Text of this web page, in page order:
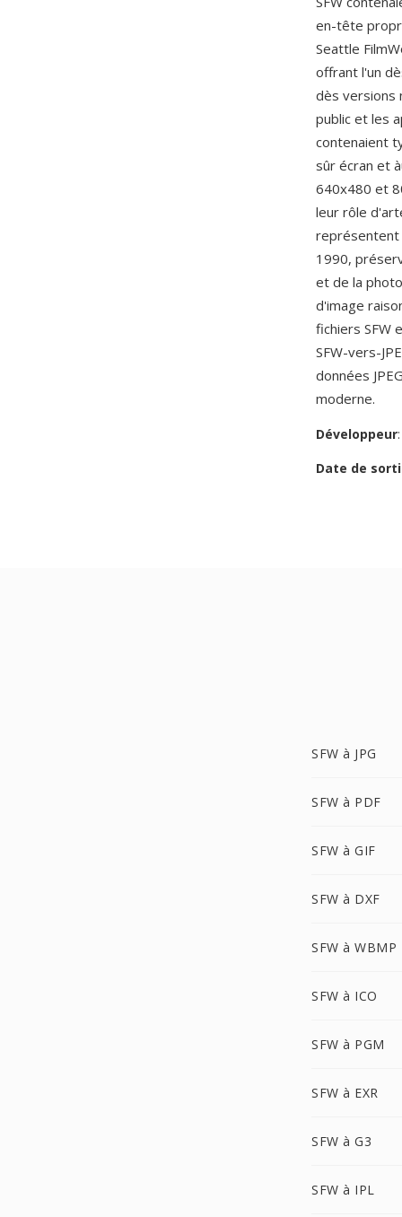
en-tête
Seattle
offrant l'un
dès versions
public et les
contenaient
sûr écran et
640x480 et
leur rôle
représentent
1990,
et de la
d'image
fichiers SFW
SFW-vers-
données
moderne.
Développeur
Date de
SFW à JPG
SFW à PDF
SFW à GIF
SFW à DXF
SFW à WBMP
SFW à ICO
SFW à PGM
SFW à EXR
SFW à G3
SFW à IPL